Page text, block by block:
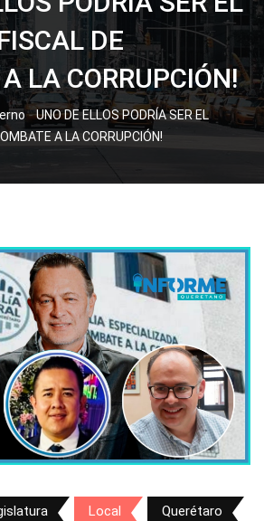
DE
LA CORRUPCIÓN!
-UNO DE ELLOS PODRÍA SER EL
A LA CORRUPCIÓN!
Local Querétaro